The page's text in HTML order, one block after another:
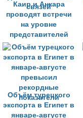
Каир и Анкара
проводят встречи
на уровне
представителей
для налаживания
связей
Объём турецкого
экспорта в Египет в
январе-августе